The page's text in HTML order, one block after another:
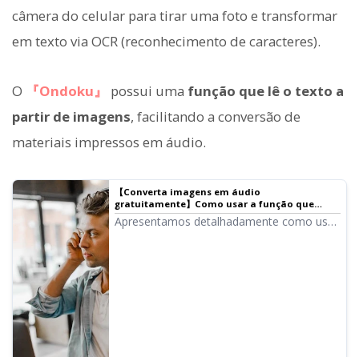
câmera do celular para tirar uma foto e transformar
em texto via OCR (reconhecimento de caracteres).
O 『Ondoku』 possui uma função que lê o texto a
partir de imagens, facilitando a conversão de
materiais impressos em áudio.
【Converta imagens em áudio
gratuitamente】Como usar a função que
reconhece texto de imagens e faz a leitura em
voz alta | Software de leitura de texto Ondoku
Apresentamos detalhadamente como usar